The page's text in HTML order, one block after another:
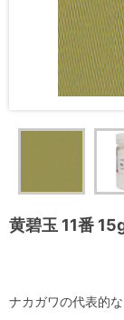
黄碧玉 11番
ナカガワの代表的